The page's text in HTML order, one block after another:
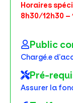
Horaires
8h30/12h30 –
Public
Chargé.e
Pré-
Assurer la